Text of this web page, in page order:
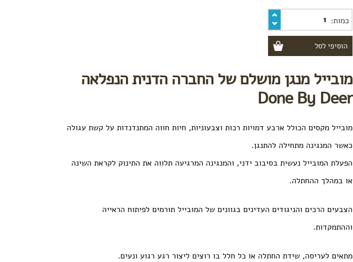
כמות:
מובייל מנגן מושלם של החברה הדנית הנפלאה
Done By Deer
מובייל מקסים הכולל ארבע דמויות רכות וצבעוניות, חיות חווה המתנדנדות על קשת עגולה
כאשר המנגינה מתחילה להתנגן.
הפעלת המובייל נעשית בסיבוב ידני, והמנגינה המרגיעה תלווה את התינוק לקראת השינה
או במהלך ההחתלה.
הצבעים הרכים והניגודים העדינים בגוונים של המובייל תורמים לפיתוח הראייה
וההתמקדות.
מתאים לעריסה, שידת החתלה או כל חלל בו רוצים ליצור רגע רגוע ונעים.